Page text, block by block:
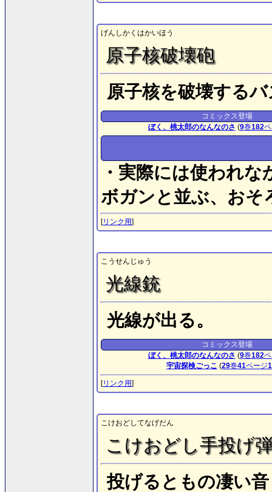
げんしかくはかいほう
原子核破壊砲
原子核を破壊する
コミックス登場
ぼく、桃太郎のなんなのさ (9巻182
・実際には使われ
ボガンと並ぶ、おそ
[リンク用]
こうせんじゅう
光線銃
光線が出る。
コミックス登場
ぼく、桃太郎のなんなのさ (9巻182
宇宙探検ごっこ (29巻41ページ1
[リンク用]
こけおどしてなげだん
こけおどし手投げ
投げるともの凄い